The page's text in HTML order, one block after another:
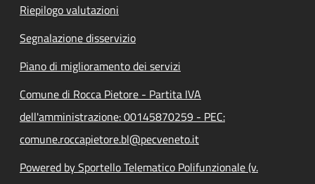
Riepilogo valutazioni
Segnalazione disservizio
Piano di miglioramento dei servizi
Comune di Rocca Pietore - Partita IVA
dell'amministrazione: 00145870259 - PEC:
comune.roccapietore.bl@pecveneto.it
Powered by Sportello Telematico Polifunzionale (v.